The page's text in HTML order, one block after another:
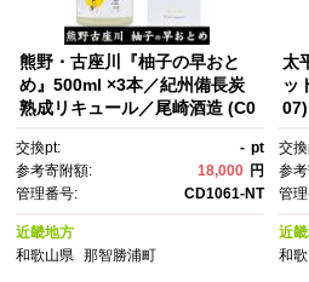
熊野・古座川『柚子の早おと
め』500ml ×3本／紀州備長炭
熟成リキュール／尾崎酒造 (C0
交換pt: - pt
参考寄附額:
18,000 円
管理番号:
CD1061-NT
近畿地方
和歌山県
那智勝浦町
太
ッ
07)
交
参
管
近
和